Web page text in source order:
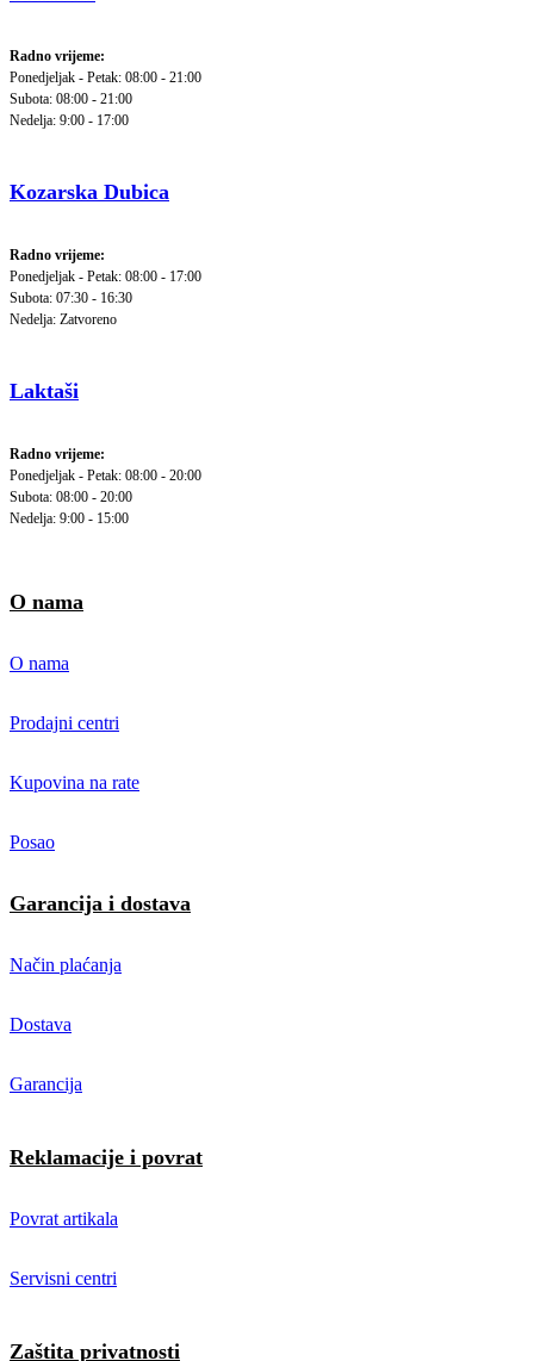
Radno vrijeme:
Ponedjeljak - Petak: 08:00 - 21:00
Subota: 08:00 - 21:00
Nedelja: 9:00 - 17:00
Kozarska Dubica
Radno vrijeme:
Ponedjeljak - Petak: 08:00 - 17:00
Subota: 07:30 - 16:30
Nedelja: Zatvoreno
Laktaši
Radno vrijeme:
Ponedjeljak - Petak: 08:00 - 20:00
Subota: 08:00 - 20:00
Nedelja: 9:00 - 15:00
O nama
O nama
Prodajni centri
Kupovina na rate
Posao
Garancija i dostava
Način plaćanja
Dostava
Garancija
Reklamacije i povrat
Povrat artikala
Servisni centri
Zaštita privatnosti